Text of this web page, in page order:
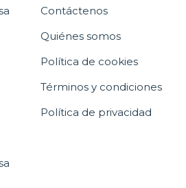
Contáctenos
Quiénes somos
Política de cookies
Términos y condiciones
Política de privacidad